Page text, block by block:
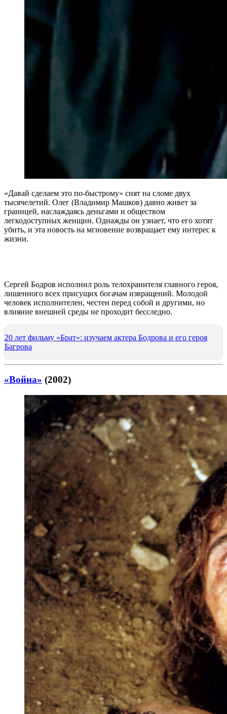
«Давай сделаем это по-быстрому» снят на сломе двух
тысячелетий. Олег (Владимир Машков) давно живет за
границей, наслаждаясь деньгами и обществом
легкодоступных женщин. Однажды он узнает, что его хотят
убить, и эта новость на мгновение возвращает ему интерес к
жизни.
Сергей Бодров исполнил роль телохранителя главного героя,
лишенного всех присущих богачам извращений. Молодой
человек исполнителен, честен перед собой и другими, но
влияние внешней среды не проходит бесследно.
20 лет фильму «Брат»: изучаем актера Бодрова и его героя
Багрова
«Война» (2002)